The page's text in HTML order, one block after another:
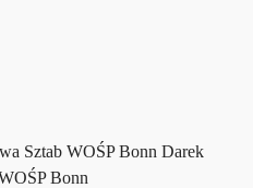
Sztab WOŚP Bonn Darek
Bonn